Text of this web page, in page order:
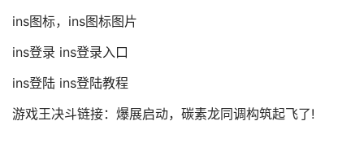
ins图标，ins图标图片
ins登录 ins登录入口
ins登陆 ins登陆教程
游戏王决斗链接：爆展启动，碳素龙同调构筑起飞了!